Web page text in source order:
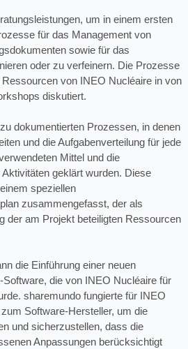
um in einem ersten
für das Management von
sowie für das
oder zu verfeinern. Die Prozesse
von INEO Nucléaire in von
diskutiert.
dokumentierten Prozessen, in denen
und die Aufgabenverteilung für jede
Mittel und die
geklärt wurden. Diese
speziellen
zusammengefasst, der als
der am Projekt beteiligten Ressourcen
die Einführung einer neuen
die von INEO Nucléaire für
sharemundo fungierte für INEO
Software-Hersteller, um die
und sicherzustellen, dass die
Anpassungen berücksichtigt